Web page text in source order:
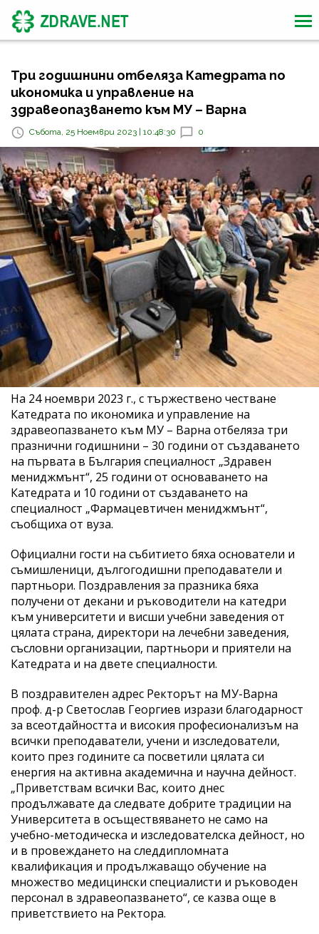
Три годишнини отбеляза Катедрата по
икономика и управление на
здравеопазването към МУ – Варна
Събота, 25 Ноември 2023 | 10:48:30 0
На 24 ноември 2023 г., с тържествено честване
Катедрата по икономика и управление на
здравеопазването към МУ – Варна отбеляза три
празнични годишнини – 30 години от създаването
на първата в България специалност „Здравен
мениджмънт“, 25 години от основаването на
Катедрата и 10 години от създаването на
специалност „Фармацевтичен мениджмънт“,
съобщиха от вуза.
Официални гости на събитието бяха основатели и
съмишленици, дългогодишни преподаватели и
партньори. Поздравления за празника бяха
получени от декани и ръководители на катедри
към университети и висши учебни заведения от
цялата страна, директори на лечебни заведения,
съсловни организации, партньори и приятели на
Катедрата и на двете специалности.
В поздравителен адрес Ректорът на МУ-Варна
проф. д-р Светослав Георгиев изрази благодарност
за всеотдайността и високия професионализъм на
всички преподаватели, учени и изследователи,
които през годините са посветили цялата си
енергия на активна академична и научна дейност.
„Приветствам всички Вас, които днес
продължавате да следвате добрите традиции на
Университета в осъществяването не само на
учебно-методическа и изследователска дейност, но
и в провеждането на следдипломната
квалификация и продължаващо обучение на
множество медицински специалисти и ръководен
персонал в здравеопазването“, се казва още в
приветствието на Ректора.